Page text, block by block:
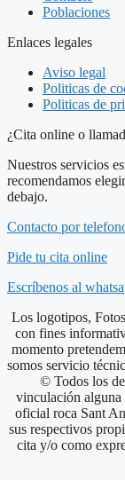
Poblaciones
Enlaces legales
Aviso legal
Politicas de
Politicas de
¿Cita online o
Nuestros servicios
recomendamos
debajo.
Contacto por
Pide tu cita online
Escríbenos al
Los logotipos,
con fines
momento
somos servicio
© Todos los
vinculación alguna
oficial roca Sant
sus respectivos
cita y/o como